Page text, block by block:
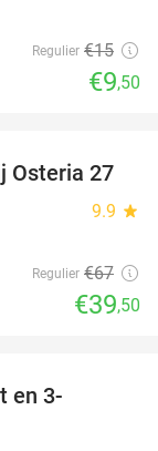
Regulier €15
€9,50
41%
Osteria 27
9.9 star
Regulier €67
€39,50
en 3-